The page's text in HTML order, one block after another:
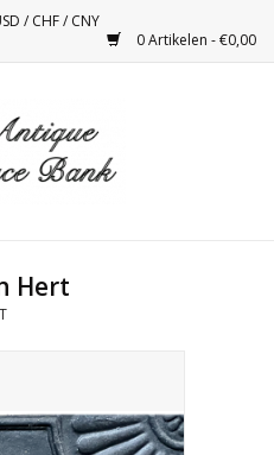
/CHF/CNY
0 Artikelen - €0,00
Hert